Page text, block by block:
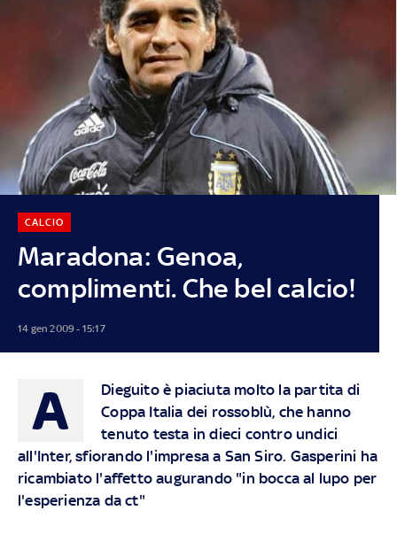
Maradona: Genoa,
complimenti. Che bel calcio!
CALCIO
14 gen 2009 - 15:17
A
Dieguito è piaciuta molto la partita di
Coppa Italia dei rossoblù, che hanno
tenuto testa in dieci contro undici
all'Inter, sfiorando l'impresa a San Siro. Gasperini ha
ricambiato l'affetto augurando "in bocca al lupo per
l'esperienza da ct"